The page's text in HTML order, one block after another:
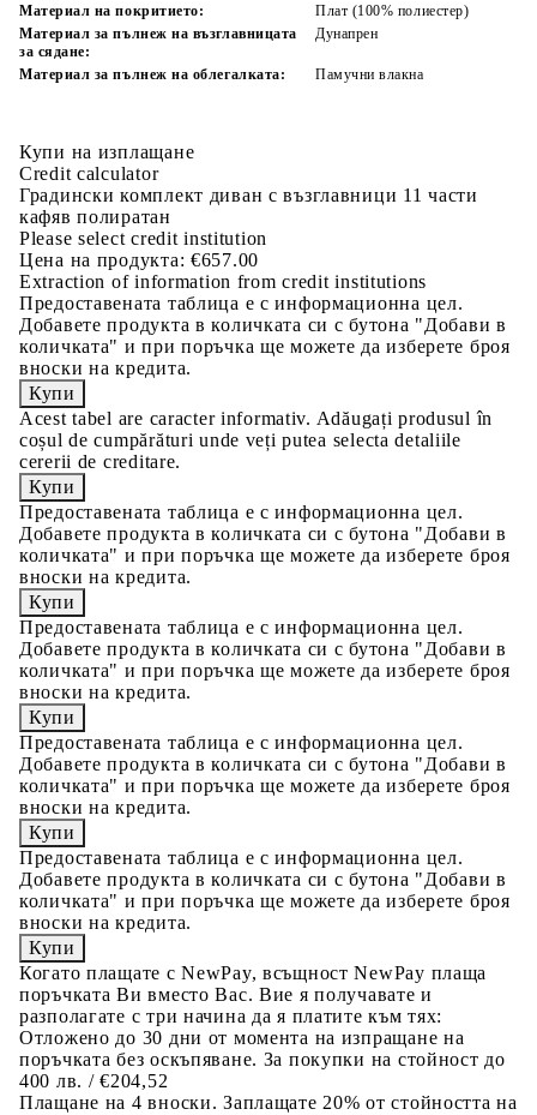
Материал на покритието:
Плат (100% полиестер)
Материал за пълнеж на възглавницата
за сядане:
Дунапрен
Материал за пълнеж на облегалката: Памучни влакна
Купи на изплащане
Credit calculator
Градински комплект диван с възглавници 11 части
кафяв полиратан
Please select credit institution
Цена на продукта: €657.00
Extraction of information from credit institutions
Предоставената таблица е с информационна цел.
Добавете продукта в количката си с бутона "Добави в
количката" и при поръчка ще можете да изберете броя
вноски на кредита.
Acest tabel are caracter informativ. Adăugați produsul în
coșul de cumpărături unde veți putea selecta detaliile
cererii de creditare.
Предоставената таблица е с информационна цел.
Добавете продукта в количката си с бутона "Добави в
количката" и при поръчка ще можете да изберете броя
вноски на кредита.
Предоставената таблица е с информационна цел.
Добавете продукта в количката си с бутона "Добави в
количката" и при поръчка ще можете да изберете броя
вноски на кредита.
Предоставената таблица е с информационна цел.
Добавете продукта в количката си с бутона "Добави в
количката" и при поръчка ще можете да изберете броя
вноски на кредита.
Предоставената таблица е с информационна цел.
Добавете продукта в количката си с бутона "Добави в
количката" и при поръчка ще можете да изберете броя
вноски на кредита.
Когато плащате с NewPay, всъщност NewPay плаща
поръчката Ви вместо Вас. Вие я получавате и
разполагате с три начина да я платите към тях:
Отложено до 30 дни от момента на изпращане на
поръчката без оскъпяване. За покупки на стойност до
400 лв. / €204,52
Плащане на 4 вноски. Заплащате 20% от стойността на